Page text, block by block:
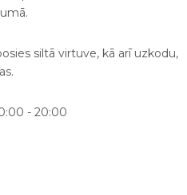
siltā virtuve, kā arī uzkodu,
- 20:00